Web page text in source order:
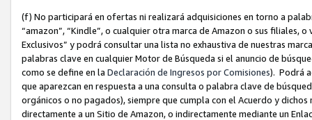
(f) No participará en ofertas ni realizará adquisiciones en torno a
“amazon”, “Kindle”, o cualquier otra marca de Amazon o sus filiales,
Exclusivos” y podrá consultar una lista no exhaustiva de nuestras
palabras clave en cualquier Motor de Búsqueda si el anuncio de
como se define en la Declaración de Ingresos por Comisiones). Podrá
que aparezcan en respuesta a una consulta o palabra clave de
orgánicos o no pagados), siempre que cumpla con el Acuerdo y
directamente a un Sitio de Amazon, o indirectamente mediante un